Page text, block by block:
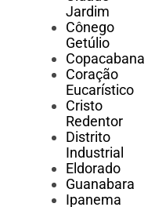
Jardim
Cônego
Getúlio
Copacabana
Coração
Eucarístico
Cristo
Redentor
Distrito
Industrial
Eldorado
Guanabara
Ipanema